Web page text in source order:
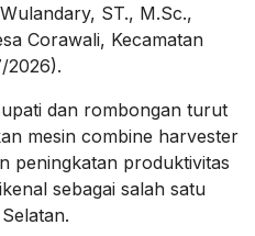
ST., M.Sc.,
Corawali, Kecamatan
2026).
dan rombongan turut
mesin combine harvester
peningkatan produktivitas
sebagai salah satu